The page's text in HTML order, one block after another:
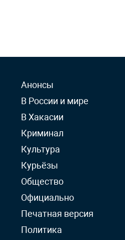
Анонсы
В России и мире
В Хакасии
Криминал
Культура
Курьёзы
Общество
Официально
Печатная версия
Политика